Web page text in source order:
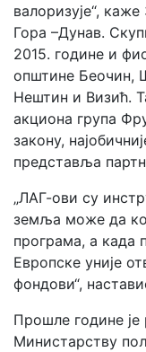
валоризује“,
Гора –Дунав.
2015. године и
општине Беочин,
Нештин и Визић.
акциона група
закону,
представља
„ЛАГ-ови су
земља може да
програма, а када
Европске уније
фондови“,
Прошле године је
Министарству